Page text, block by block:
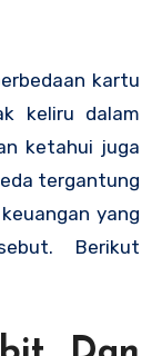
kartu
keliru dalam
ketahui juga
tergantung
yang
Berikut